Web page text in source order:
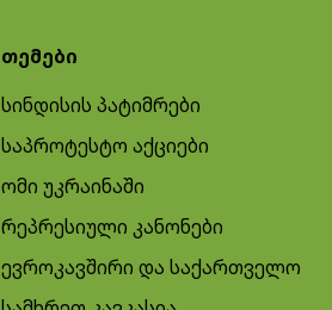
თემები
სინდისის პატიმრები
საპროტესტო აქციები
ომი უკრაინაში
რეპრესიული კანონები
ევროკავშირი და საქართველო